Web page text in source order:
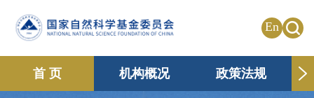
En
首 页 机构概况 政策法规